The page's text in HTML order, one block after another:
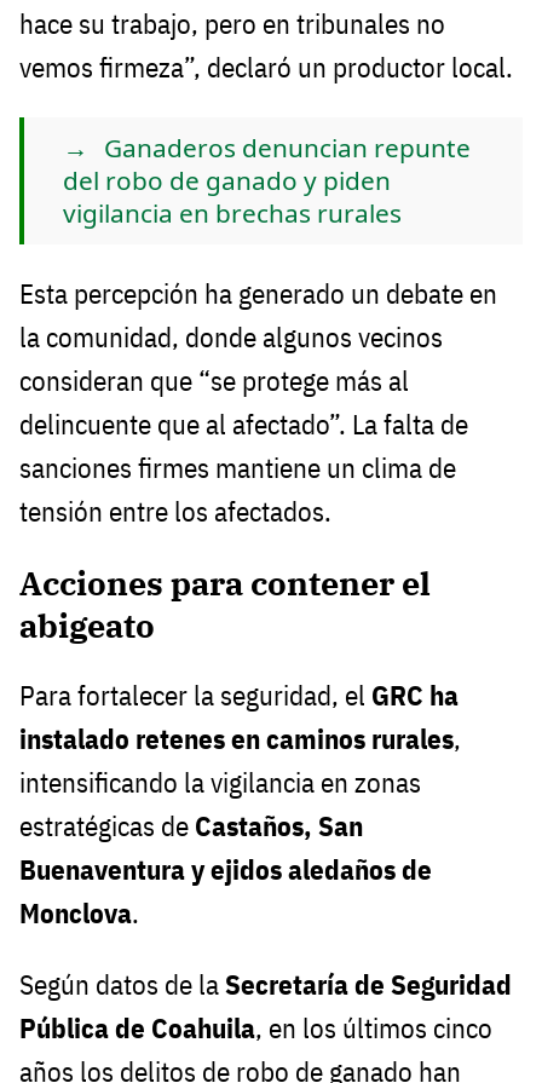
hace su trabajo, pero en tribunales no
vemos firmeza”, declaró un productor local.
Ganaderos denuncian repunte
del robo de ganado y piden
vigilancia en brechas rurales
Esta percepción ha generado un debate en
la comunidad, donde algunos vecinos
consideran que “se protege más al
delincuente que al afectado”. La falta de
sanciones firmes mantiene un clima de
tensión entre los afectados.
Acciones para contener el
abigeato
Para fortalecer la seguridad, el GRC ha
instalado retenes en caminos rurales,
intensificando la vigilancia en zonas
estratégicas de Castaños, San
Buenaventura y ejidos aledaños de
Monclova.
Según datos de laSecretaría de Seguridad
Pública de Coahuila, en los últimos cinco
años los delitos de robo de ganado han